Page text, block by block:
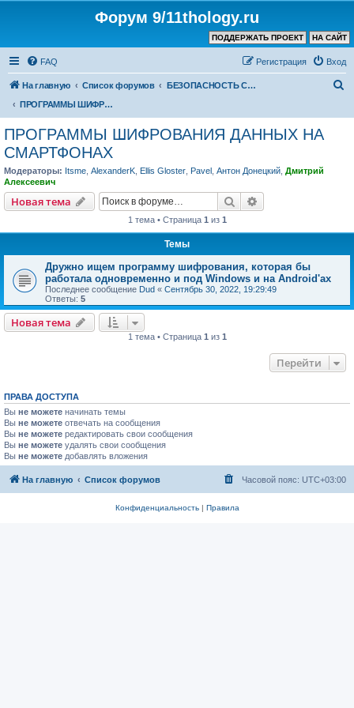
Форум 9/11thology.ru
НА САЙТ
ПОДДЕРЖАТЬ ПРОЕКТ
FAQ Вход
Регистрация
На главную Список форумов
БЕЗОПАСНОСТЬ СВЯЗИ и КОМПЬЮТЕРОВ – ПОЛЕЗНЫЕ СОВЕТЫ, ПРОГРАММЫ
ПРОГРАММЫ ШИФРОВАНИЯ ДАННЫХ НА СМАРТФОНАХ
ПРОГРАММЫ ШИФРОВАНИЯ ДАННЫХ НА
СМАРТФОНАХ
Модераторы: Itsme AlexanderK Ellis Gloster Pavel Антон Донецкий Дмитрий
Алексеевич
Новая тема Поиск
1 тема • Страница 1 из 1
Темы
Дружно ищем программу шифрования, которая бы
работала одновременно и под Windows и на Android'ах
Последнее сообщение Dud « Сентябрь 30, 2022, 19:29:49
Ответы: 5
Новая тема
1 тема • Страница 1 из 1
Перейти
ПРАВА ДОСТУПА
Вы не можете начинать темы
Вы не можете отвечать на сообщения
Вы не можете редактировать свои сообщения
Вы не можете удалять свои сообщения
Вы не можете добавлять вложения
На главную Список форумов Часовой пояс: UTC+03:00
Конфиденциальность| Правила